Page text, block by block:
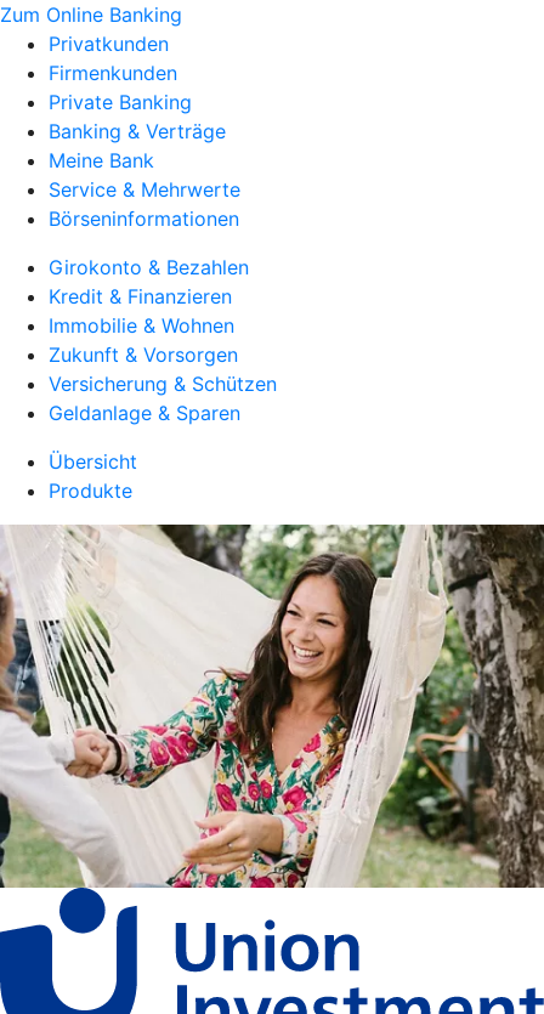
Zum Online Banking
Privatkunden
Firmenkunden
Private Banking
Banking & Verträge
Meine Bank
Service & Mehrwerte
Börseninformationen
Girokonto & Bezahlen
Kredit & Finanzieren
Immobilie & Wohnen
Zukunft & Vorsorgen
Versicherung & Schützen
Geldanlage & Sparen
Übersicht
Produkte